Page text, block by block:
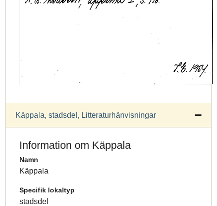
Käppala, stadsdel, Litteraturhänvisningar
Information om Käppala
Namn
Käppala
Specifik lokaltyp
stadsdel